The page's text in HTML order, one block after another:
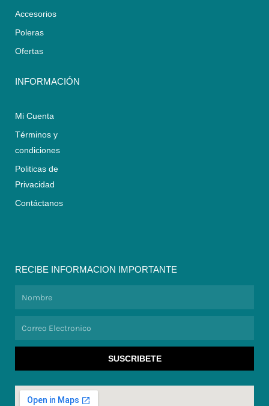
Accesorios
Poleras
Ofertas
INFORMACIÓN
Mi Cuenta
Términos y
condiciones
Politicas de
Privacidad
Contáctanos
RECIBE INFORMACION IMPORTANTE
SUSCRIBETE